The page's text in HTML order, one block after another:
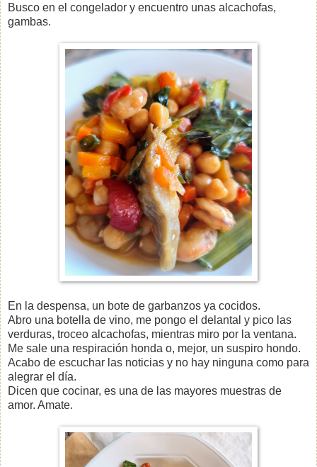
Busco en el congelador y encuentro unas alcachofas,
gambas.
En la despensa, un bote de garbanzos ya cocidos.
Abro una botella de vino, me pongo el delantal y pico las
verduras, troceo alcachofas, mientras miro por la ventana.
Me sale una respiración honda o, mejor, un suspiro hondo.
Acabo de escuchar las noticias y no hay ninguna como para
alegrar el día.
Dicen que cocinar, es una de las mayores muestras de
amor. Amate.